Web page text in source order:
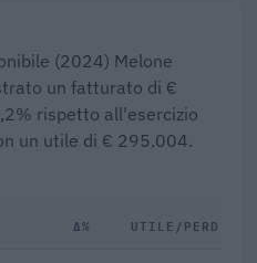
(2024) Melone
un fatturato di €
rispetto all'esercizio
un utile di € 295.004.
Δ% UTILE/PERDITA